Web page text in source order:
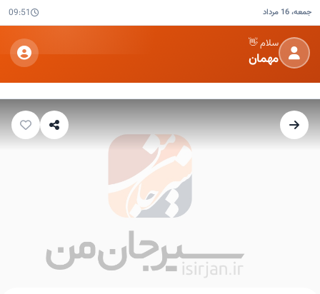
جمعه، 16 مرداد 09:51
سلام 👋
مهمان